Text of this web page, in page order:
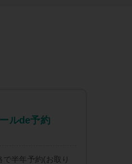
ルde予約
で半年予約(お取り